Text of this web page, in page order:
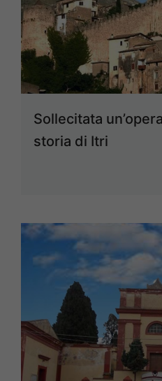
Sollecitata
storia di Itri